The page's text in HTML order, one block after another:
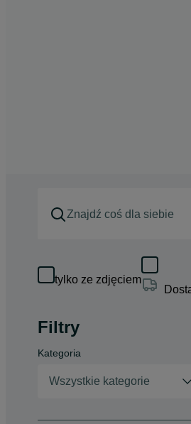
tylko ze zdjęciem
Filtry
Kategoria
Wszystkie kategorie